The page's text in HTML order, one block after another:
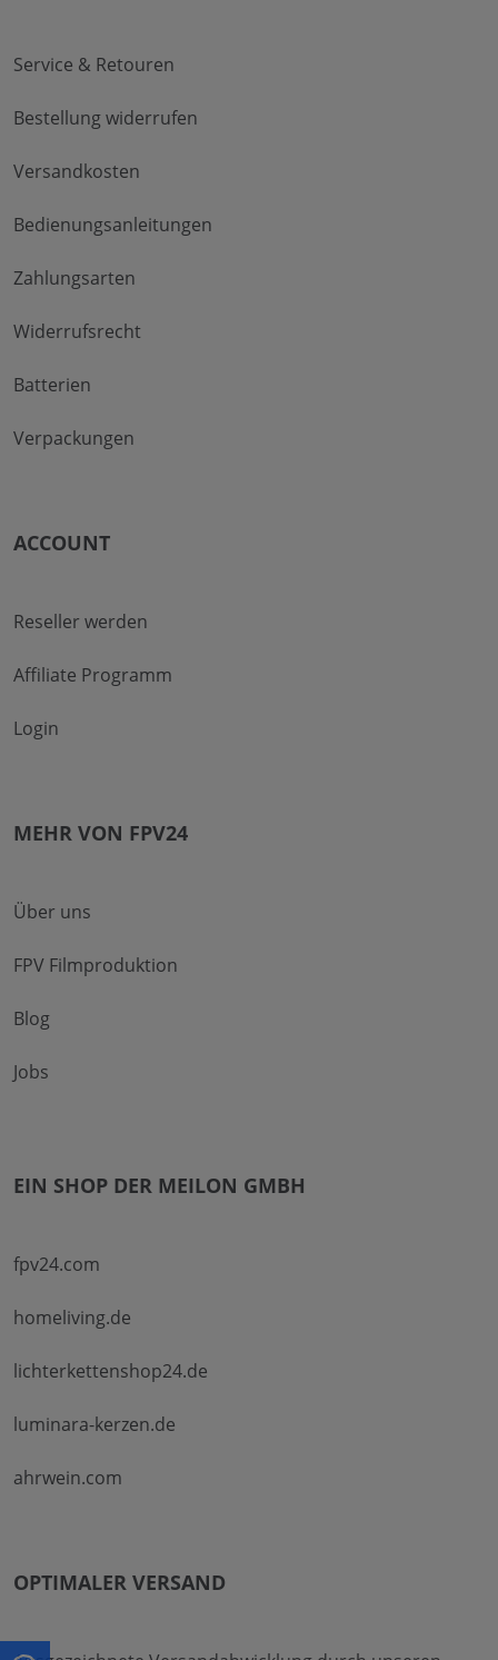
Service & Retouren
Bestellung widerrufen
Versandkosten
Bedienungsanleitungen
Zahlungsarten
Widerrufsrecht
Batterien
Verpackungen
ACCOUNT
Reseller werden
Affiliate Programm
Login
MEHR VON FPV24
Über uns
FPV Filmproduktion
Blog
Jobs
EIN SHOP DER MEILON GMBH
fpv24.com
homeliving.de
lichterkettenshop24.de
luminara-kerzen.de
ahrwein.com
OPTIMALER VERSAND